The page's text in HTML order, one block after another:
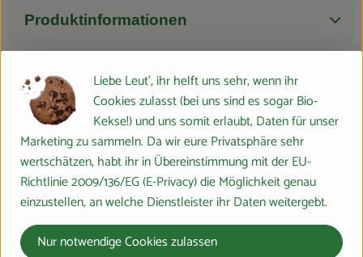
Produktinformationen
Zutaten
Nährwert-Info
Herkunft
Liebe Leut', ihr helft uns sehr, wenn ihr
Cookies zulasst (bei uns sind es sogar Bio-
Kekse!) und uns somit erlaubt, Daten für unser
Marketing zu sammeln. Da wir eure Privatsphäre sehr
wertschätzen, habt ihr in Übereinstimmung mit der EU-
Richtlinie 2009/136/EG (E-Privacy) die Möglichkeit genau
einzustellen, an welche Dienstleister ihr Daten weitergebt.
Nur notwendige Cookies zulassen